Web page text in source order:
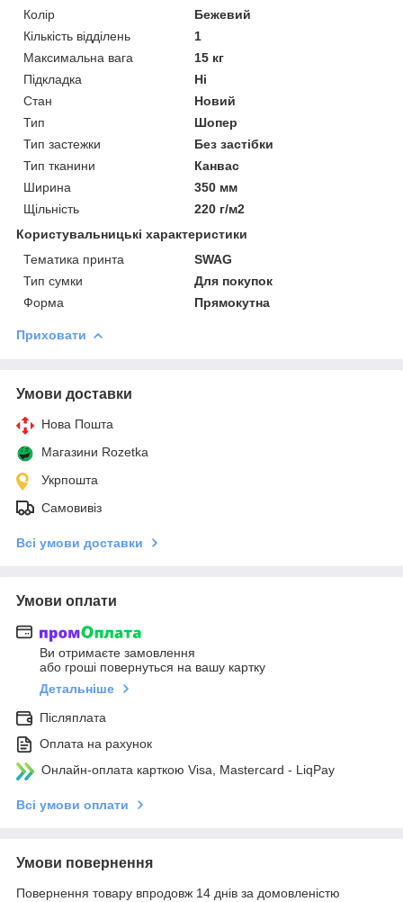
Колір
Бежевий
Кількість відділень
1
Максимальна вага
15 кг
Підкладка
Ні
Стан
Новий
Тип
Шопер
Тип застежки
Без застібки
Тип тканини
Канвас
Ширина
350 мм
Щільність
220 г/м2
Користувальницькі характеристики
Тематика принта
SWAG
Тип сумки
Для покупок
Форма
Прямокутна
Приховати
Умови доставки
Нова Пошта
Магазини Rozetka
Укрпошта
Самовивіз
Всі умови доставки
Умови оплати
Ви отримаєте замовлення
або гроші повернуться на вашу картку
Детальніше
Післяплата
Оплата на рахунок
Онлайн-оплата карткою Visa, Mastercard - LiqPay
Всі умови оплати
Умови повернення
Повернення товару впродовж 14 днів за домовленістю